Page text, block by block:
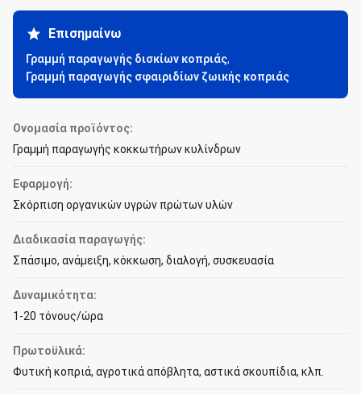
Επισημαίνω
Γραμμή παραγωγής δισκίων κοπριάς,
Γραμμή παραγωγής σφαιριδίων ζωικής κοπριάς
Ονομασία προϊόντος:
Γραμμή παραγωγής κοκκωτήρων κυλίνδρων
Εφαρμογή:
Σκόρπιση οργανικών υγρών πρώτων υλών
Διαδικασία παραγωγής:
Σπάσιμο, ανάμειξη, κόκκωση, διαλογή, συσκευασία
Δυναμικότητα:
1-20 τόνους/ώρα
Πρωτοϋλικά:
Φυτική κοπριά, αγροτικά απόβλητα, αστικά σκουπίδια, κλπ.